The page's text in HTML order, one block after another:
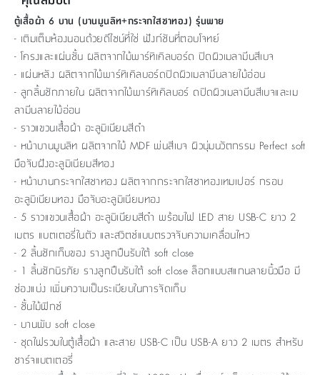
ตู้เสื้อผ้า 6 บาน (บานมูนลิท+กระจกใสชาทอง) รุ่นพาย
- เติมเต็มห้องนอนด้วยดีไซน์ที่ใช่ ฟังก์ชันที่ตอบโจทย์
- โครงและแผ่นชั้น ผลิตจากไม้พาร์ทิเคิลบอร์ด ปิดผิวเมลามีนสีเบจ
- แผ่นหลัง ผลิตจากไม้พาร์ทิเคิลบอร์ดปิดผิวเมลามีนลายไม้อ่อน
- ลูกลิ้นชักภายใน ผลิตจากไม้พาร์ทิเคิลบอร์ ดปิดผิวเมลามีนสีเบจและเม
ลามีนลายไม้อ่อน
- ราวแขวนเสื้อผ้า อะลูมิเนียมสีดำ
- หน้าบานมูนลิท ผลิตจากไม้ MDF พ่นสีเบจ ผิวนุ่มนวัตกรรม Perfect soft
มือจับฝังอะลูมิเนียมสีทอง
- หน้าบานกระจกใสชาทอง ผลิตจากกระจกใสชาทองเทมเปอร์ กรอบ
อะลูมิเนียมทอง มือจับอะลูมิเนียมทอง
- 5 ราวแขวนเสื้อผ้า อะลูมิเนียมสีดำ พร้อมไฟ LED สาย USB-C ยาว 2
เมตร แบตเตอรี่ในตัว และสวิตช์แบบตรวจจับความเคลื่อนไหว
- 2 ลิ้นชักเก็บของ รางลูกปืนรับใต้ soft close
- 1 ลิ้นชักนิรภัย รางลูกปืนรับใต้ soft close ล็อกแบบสแกนลายนิ้วมือ มี
ช่องแบ่ง เพิ่มความเป็นระเบียบในการจัดเก็บ
- ชั้นไม้ฟิกซ์
- บานพับ soft close
- ชุดไฟรวมในตู้เสื้อผ้า และสาย USB-C เป็น USB-A ยาว 2 เมตร สำหรับ
ชาร์จแบตเตอรี่